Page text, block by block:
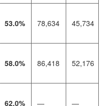
53.0% 78,634 45,734
58.0% 86,418 52,176
62.0% ― ―